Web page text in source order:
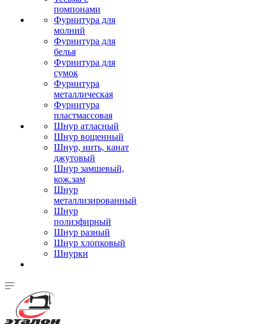
помпонами
Фурнитура для
молний
Фурнитура для
белья
Фурнитура для
сумок
Фурнитура
металлическая
Фурнитура
пластмассовая
Шнур атласный
Шнур вощенный
Шнур, нить, канат
джутовый
Шнур замшевый,
кож.зам
Шнур
металлизированный
Шнур
полиэфирный
Шнур разный
Шнур хлопковый
Шнурки